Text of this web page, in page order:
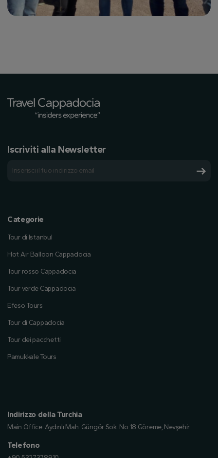
Iscriviti alla Newsletter
Categorie
Tour di Istanbul
Hot Air Balloon Cappadocia
Tour rosso Cappadocia
Tour verde Cappadocia
Efeso Tours
Tour di Cappadocia
Tour dei pacchetti
Pamukkale Tours
Indirizzo della Turchia
Main Office:Aydınlı Mah. Güngör Sok. No:18 Göreme, Nevşehir
Telefono